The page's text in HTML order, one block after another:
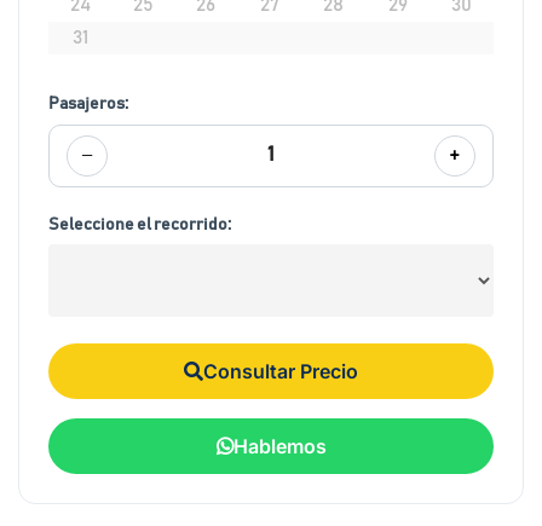
24
25 26 27 28 29
30
31
Pasajeros:
− 1 +
Seleccione el recorrido:
Consultar Precio
Hablemos